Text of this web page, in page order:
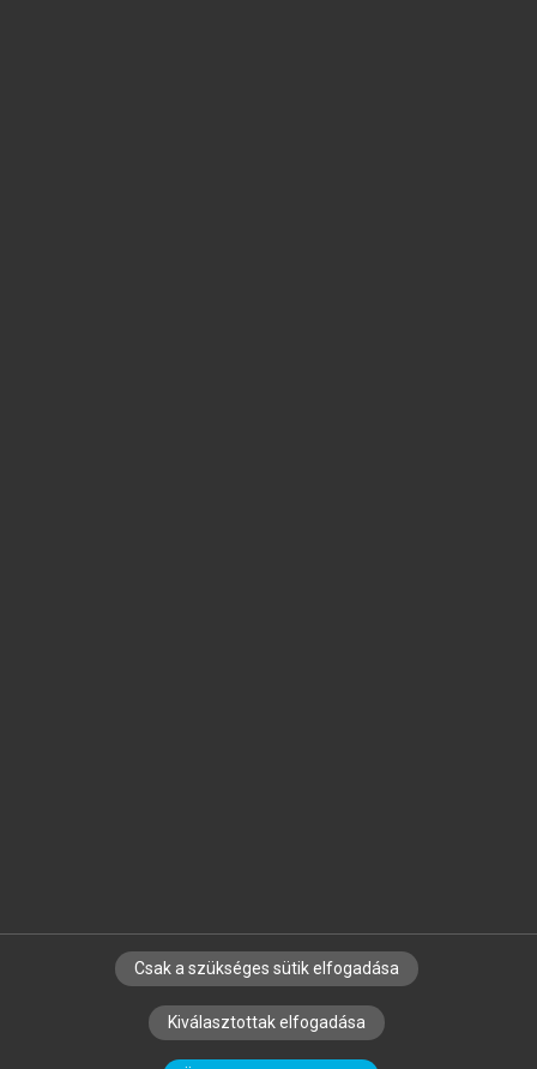
SZERZŐKNEK CÉGEKNEK KÖNYVTÁROSOKNAK
SZERKESZTÉSI ÉS LEKTORÁLÁSI ALAPELVEK
Csak a szükséges sütik elfogadása
Kiválasztottak elfogadása